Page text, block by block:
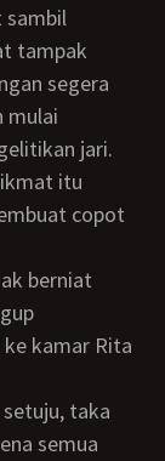
tampak
segera
mulai
jari.
itu
copot
semua